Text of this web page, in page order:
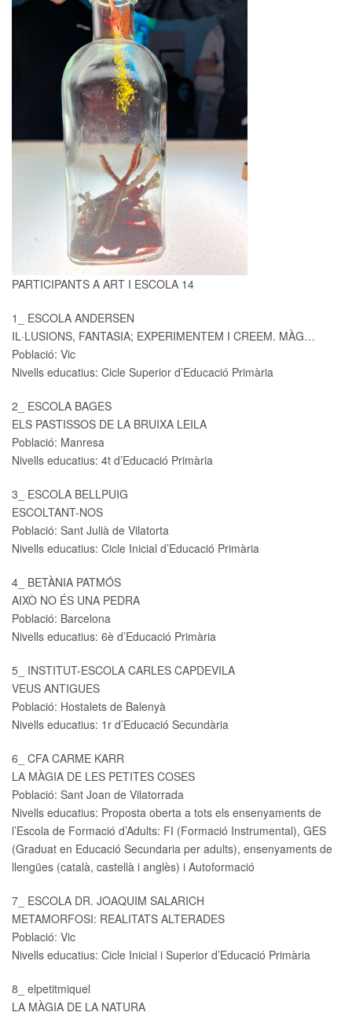
PARTICIPANTS A ART I ESCOLA 14
1_ ESCOLA ANDERSEN
IL·LUSIONS, FANTASIA; EXPERIMENTEM I CREEM. MÀG…
Població: Vic
Nivells educatius: Cicle Superior d’Educació Primària
2_ ESCOLA BAGES
ELS PASTISSOS DE LA BRUIXA LEILA
Població: Manresa
Nivells educatius: 4t d’Educació Primària
3_ ESCOLA BELLPUIG
ESCOLTANT-NOS
Població: Sant Julià de Vilatorta
Nivells educatius: Cicle Inicial d’Educació Primària
4_ BETÀNIA PATMÓS
AIXÒ NO ÉS UNA PEDRA
Població: Barcelona
Nivells educatius: 6è d’Educació Primària
5_ INSTITUT-ESCOLA CARLES CAPDEVILA
VEUS ANTIGUES
Població: Hostalets de Balenyà
Nivells educatius: 1r d’Educació Secundària
6_ CFA CARME KARR
LA MÀGIA DE LES PETITES COSES
Població: Sant Joan de Vilatorrada
Nivells educatius: Proposta oberta a tots els ensenyaments de
l’Escola de Formació d’Adults: FI (Formació Instrumental), GES
(Graduat en Educació Secundaria per adults), ensenyaments de
llengües (català, castellà i anglès) i Autoformació
7_ ESCOLA DR. JOAQUIM SALARICH
METAMORFOSI: REALITATS ALTERADES
Població: Vic
Nivells educatius: Cicle Inicial i Superior d’Educació Primària
8_ elpetitmiquel
LA MÀGIA DE LA NATURA